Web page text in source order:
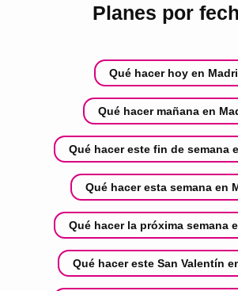
Planes por
Qué hacer hoy en
Qué hacer mañana en
Qué hacer este fin de semana
Qué hacer esta semana en
Qué hacer la próxima semana
Qué hacer este San Valentín